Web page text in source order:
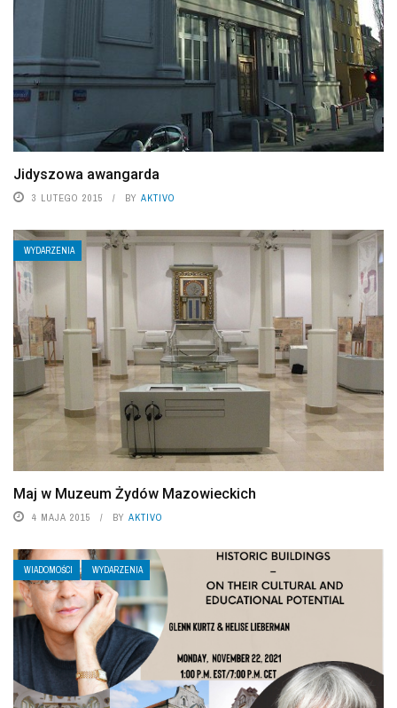
Jidyszowa awangarda
3 LUTEGO 2015 BY AKTIVO
WYDARZENIA
Maj w Muzeum Żydów Mazowieckich
4 MAJA 2015 BY AKTIVO
WIADOMOŚCI WYDARZENIA